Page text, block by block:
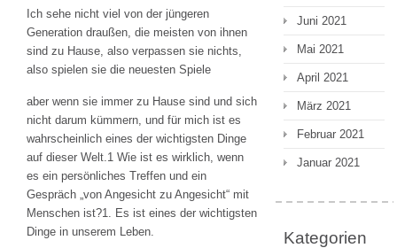
Ich sehe nicht viel von der jüngeren
Generation draußen, die meisten von ihnen
sind zu Hause, also verpassen sie nichts,
also spielen sie die neuesten Spiele
aber wenn sie immer zu Hause sind und sich
nicht darum kümmern, und für mich ist es
wahrscheinlich eines der wichtigsten Dinge
auf dieser Welt.1 Wie ist es wirklich, wenn
es ein persönliches Treffen und ein
Gespräch „von Angesicht zu Angesicht“ mit
Menschen ist?1. Es ist eines der wichtigsten
Dinge in unserem Leben.
Juni 2021
Mai 2021
April 2021
März 2021
Februar 2021
Januar 2021
Kategorien